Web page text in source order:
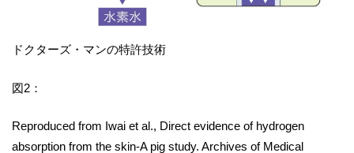
ドクターズ・マンの特許技術
図2：
Reproduced from Iwai et al., Direct evidence of hydrogen
absorption from the skin-A pig study. Archives of Medical